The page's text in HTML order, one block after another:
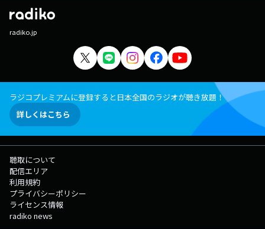
radiko.jp
ラジコプレミアムに登録すると日本全国のラジオが聴き放題！
詳しくはこちら
聴取について
配信エリア
利用規約
プライバシーポリシー
ライセンス情報
radiko news